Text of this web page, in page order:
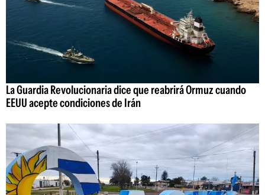
La Guardia Revolucionaria dice que reabrirá Ormuz cuando
EEUU acepte condiciones de Irán